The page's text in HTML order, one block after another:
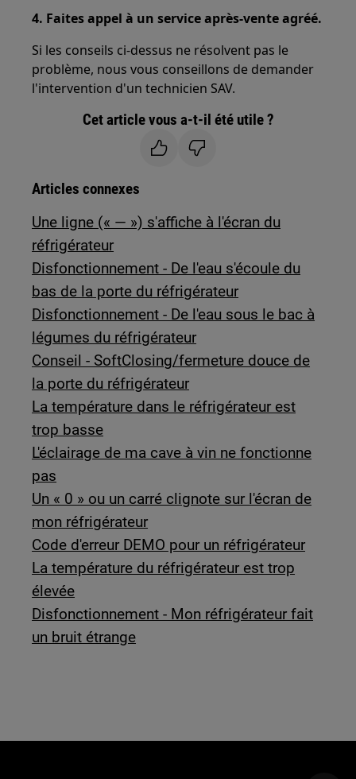
4. Faites appel à un service après-vente agréé.
Si les conseils ci-dessus ne résolvent pas le
problème, nous vous conseillons de demander
l'intervention d'un technicien SAV.
Cet article vous a-t-il été utile ?
Articles connexes
Une ligne (« — ») s'affiche à l'écran du
réfrigérateur
Disfonctionnement - De l'eau s'écoule du
bas de la porte du réfrigérateur
Disfonctionnement - De l'eau sous le bac à
légumes du réfrigérateur
Conseil - SoftClosing/fermeture douce de
la porte du réfrigérateur
La température dans le réfrigérateur est
trop basse
L'éclairage de ma cave à vin ne fonctionne
pas
Un « 0 » ou un carré clignote sur l'écran de
mon réfrigérateur
Code d'erreur DEMO pour un réfrigérateur
La température du réfrigérateur est trop
élevée
Disfonctionnement - Mon réfrigérateur fait
un bruit étrange